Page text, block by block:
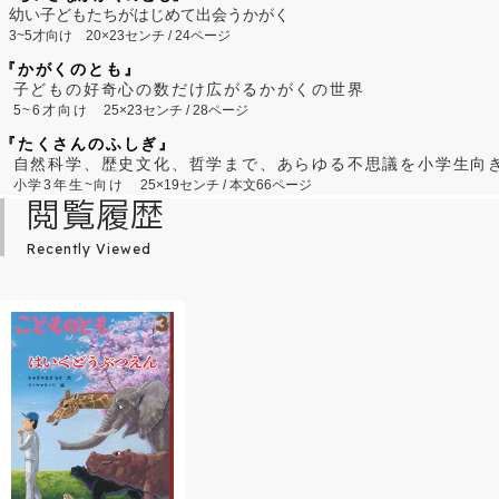
幼い子どもたちがはじめて出会うかがく
3~5才向け 20×23センチ / 24ページ
『かがくのとも』
子どもの好奇心の数だけ広がるかがくの世界
5~6才向け25×23センチ / 28ページ
『たくさんのふしぎ』
自然科学、歴史文化、哲学まで、あらゆる不思議を小学生向
小学3年生~向け 25×19センチ / 本文66ページ
閲覧履歴
Recently Viewed